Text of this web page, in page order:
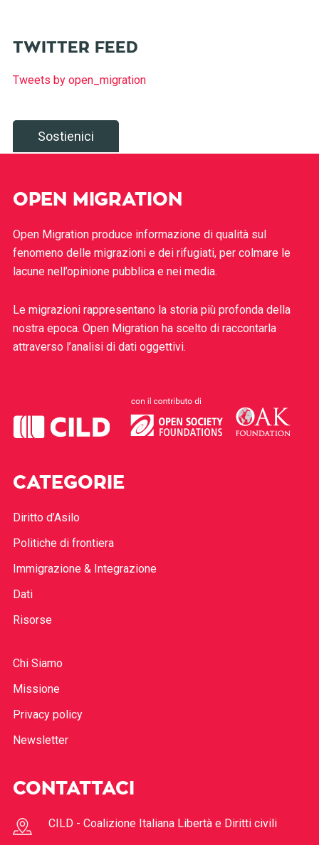
TWITTER FEED
Tweets by open_migration
Sostienici
OPEN MIGRATION
Open Migration produce informazione di qualità sul
fenomeno delle migrazioni e dei rifugiati, per colmare le
lacune nell’opinione pubblica e nei media.
Le migrazioni rappresentano la storia più profonda della
nostra epoca. Open Migration ha scelto di raccontarla
attraverso l’analisi di dati oggettivi.
CATEGORIE
Diritto d’Asilo
Politiche di frontiera
Immigrazione & Integrazione
Dati
Risorse
Chi Siamo
Missione
Privacy policy
Newsletter
CONTATTACI
CILD - Coalizione Italiana Libertà e Diritti civili